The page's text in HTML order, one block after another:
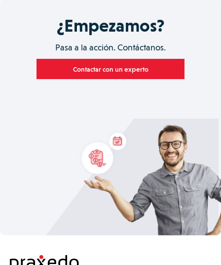
¿Empezamos?
Pasa a la acción. Contáctanos.
Contactar con un experto